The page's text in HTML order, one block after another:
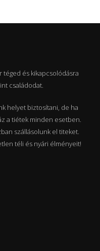
téged és kikapcsolódásra
családodat.
helyet biztosítani, de ha
a tiétek minden esetben.
szállásolunk el titeket.
téli és nyári élményeit!